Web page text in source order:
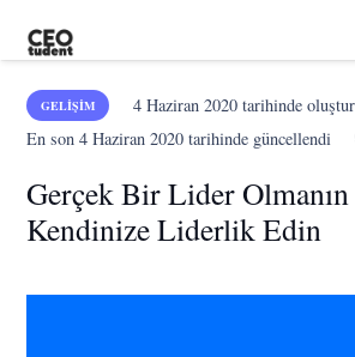
GELIŞIM 4 Haziran 2020tarihinde
En son4 Haziran 2020 tarihinde güncellendi
Gerçek Bir Lider Olmanın
Kendinize Liderlik Edin